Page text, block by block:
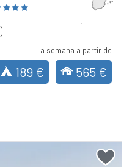
La semana a partir de
189 € 565 €